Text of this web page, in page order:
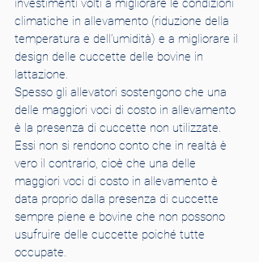
investimenti volti a migliorare le condizioni
climatiche in allevamento (riduzione della
temperatura e dell’umidità) e a migliorare il
design delle cuccette delle bovine in
lattazione.
Spesso gli allevatori sostengono che una
delle maggiori voci di costo in allevamento
è la presenza di cuccette non utilizzate.
Essi non si rendono conto che in realtà è
vero il contrario, cioè che una delle
maggiori voci di costo in allevamento è
data proprio dalla presenza di cuccette
sempre piene e bovine che non possono
usufruire delle cuccette poiché tutte
occupate.